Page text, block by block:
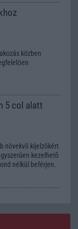
közben
5 col alatt
növekvõ kijelzõkért
kezelhetõ
nélkül beférjen.